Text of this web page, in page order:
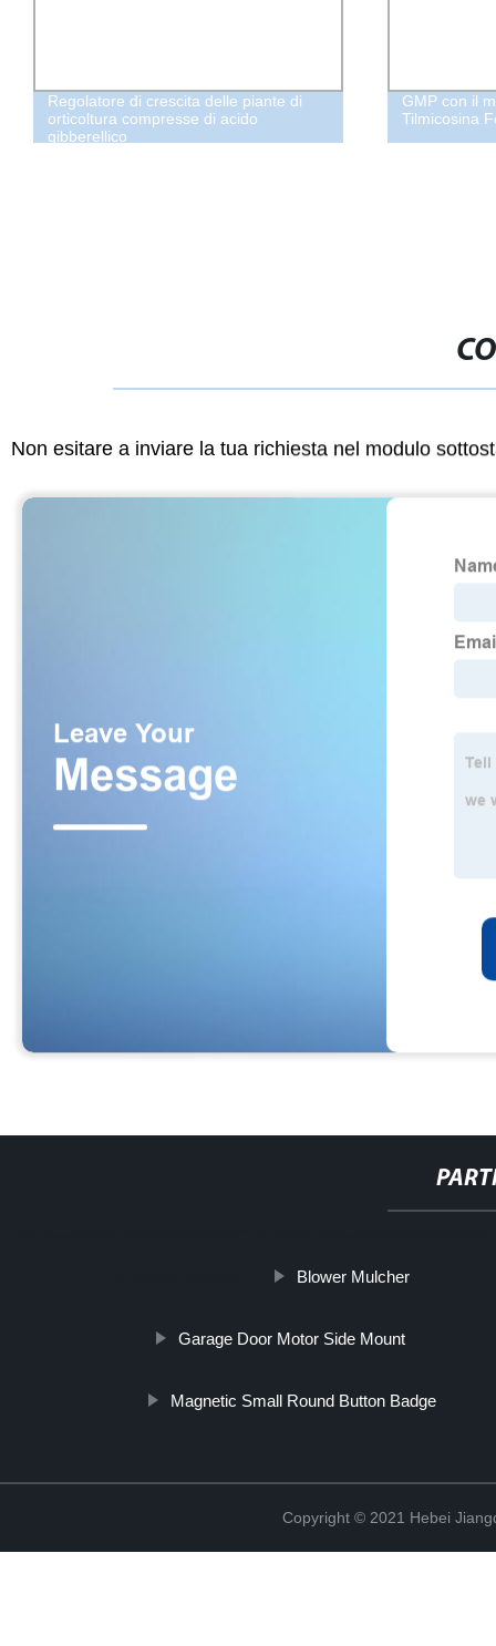
Regolatore di crescita delle piante di
orticoltura compresse di acido
gibberellico
GMP con il
Tilmicosina
Non esitare a inviare la tua richiesta nel modulo
Blower Mulcher
Garage Door Motor Side Mount
Magnetic Small Round Button Badge
Copyright © 2021 Hebei